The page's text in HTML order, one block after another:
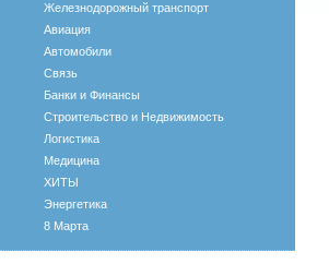
Железнодорожный транспорт
Авиация
Автомобили
Связь
Банки и Финансы
Строительство и Недвижимость
Логистика
Медицина
ХИТЫ
Энергетика
8 Марта